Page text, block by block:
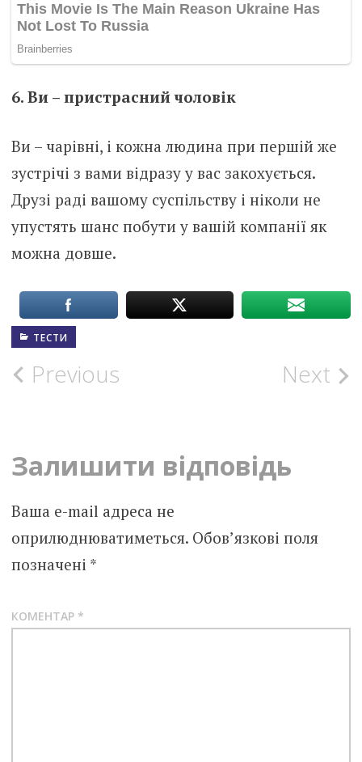
6. Ви – пристрасний чоловік
Ви – чарівні, і кожна людина при першій же
зустрічі з вами відразу у вас закохується.
Друзі раді вашому суспільству і ніколи не
упустять шанс побути у вашій компанії як
можна довше.
ТЕСТИ
Post
Previous Next
Залишити відповідь
Ваша e-mail адреса не
оприлюднюватиметься. Обов’язкові поля
позначені *
КОМЕНТАР *